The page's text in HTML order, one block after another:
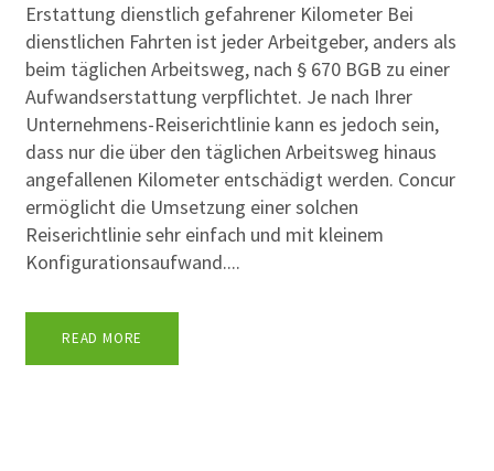
Erstattung dienstlich gefahrener Kilometer Bei
dienstlichen Fahrten ist jeder Arbeitgeber, anders als
beim täglichen Arbeitsweg, nach § 670 BGB zu einer
Aufwandserstattung verpflichtet. Je nach Ihrer
Unternehmens-Reiserichtlinie kann es jedoch sein,
dass nur die über den täglichen Arbeitsweg hinaus
angefallenen Kilometer entschädigt werden. Concur
ermöglicht die Umsetzung einer solchen
Reiserichtlinie sehr einfach und mit kleinem
Konfigurationsaufwand....
READ MORE